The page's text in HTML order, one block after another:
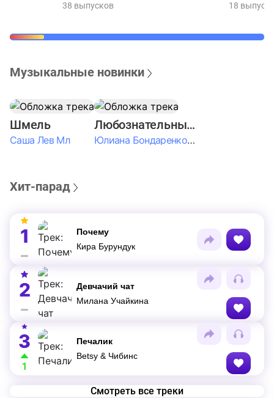
38 выпусков 18
Музыкальные новинки
Шмель
Саша Лев Мл
Любознательные Дети
Юлиана Бондаренко & Амелия Колпакова & Егор Егоров & Валерия Шевченко & Ксюша Косичкина
Хит-парад
1
Почему
Кира Бурундук
2
Девчачий чат
Милана Учайкина
3
1
Печалик
Betsy & Чибинс
Смотреть все треки